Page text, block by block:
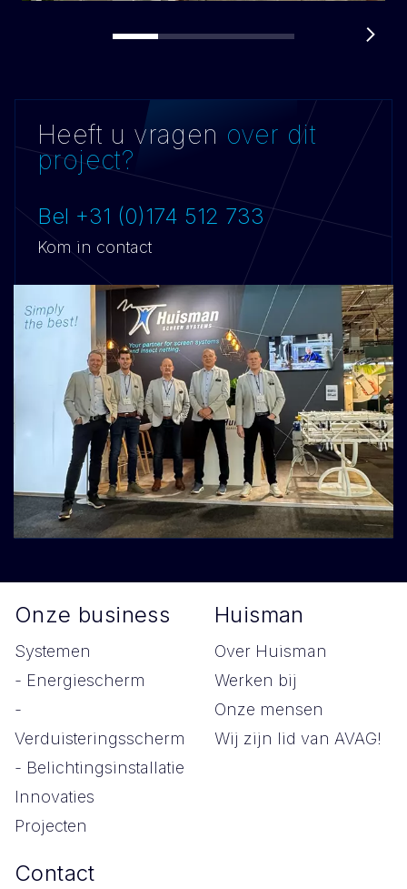
Heeft u vragen over dit
project?
Bel +31 (0)174 512 733
Kom in contact
Onze business
Systemen
- Energiescherm
-
Verduisteringsscherm
- Belichtingsinstallatie
Innovaties
Projecten
Huisman
Over Huisman
Werken bij
Onze mensen
Wij zijn lid van AVAG!
Contact